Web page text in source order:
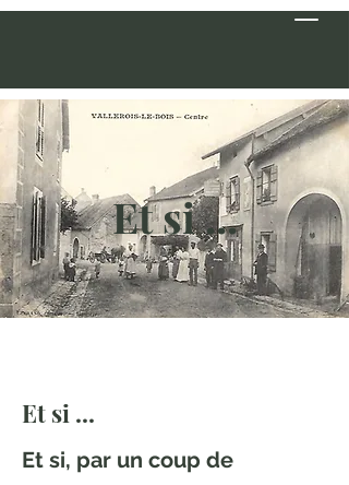
Et si ...
Et si ...
Et si, par un coup de